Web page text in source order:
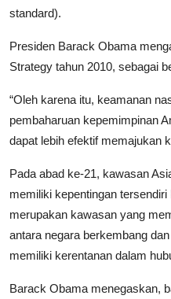
standard).
Presiden Barack Obama
Strategy tahun 2010, sebagai
“Oleh karena itu, keamanan
pembaharuan kepemimpinan
dapat lebih efektif memajukan
Pada abad ke-21, kawasan
memiliki kepentingan
merupakan kawasan yang
antara negara berkembang
memiliki kerentanan dalam
Barack Obama menegaskan,